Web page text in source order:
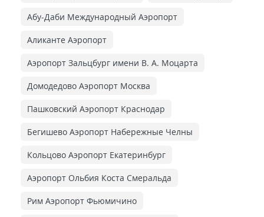
Абу-Даби Международный Аэропорт
Аликанте Аэропорт
Аэропорт Зальцбург имени В. А. Моцарта
Домодедово Аэропорт Москва
Пашковский Аэропорт Краснодар
Бегишево Аэропорт Набережные Челны
Кольцово Аэропорт Екатеринбург
Аэропорт Ольбия Коста Смеральда
Рим Аэропорт Фьюмичино